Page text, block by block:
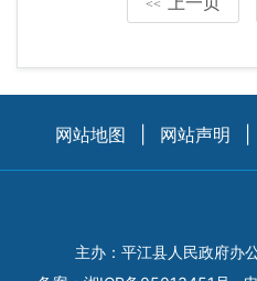
<<
网站地图 网站声明
主办：平江县人民政府办